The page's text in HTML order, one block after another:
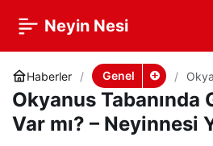
Neyin Nesi
Haberler Genel
Okyanus Tabanında
Var mı? – Neyinnesi
Okyanus Tabanında Gizli
Dağlar Var mı? –
Neyinnesi Yanıt Arıyor